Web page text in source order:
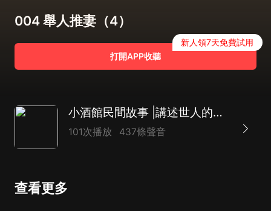
004 舉人推妻（4）
打開APP收聽
新人領7天免費試用
小酒館民間故事 |講述世人的奇遇人生| 徐來演播
101次播放 437條聲音
查看更多